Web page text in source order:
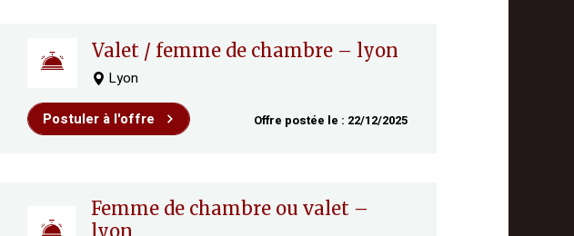
valet / femme de chambre – lyon
Lyon
Postuler à l'offre Offre postée le : 22/12/2025
femme de chambre ou valet –
lyon